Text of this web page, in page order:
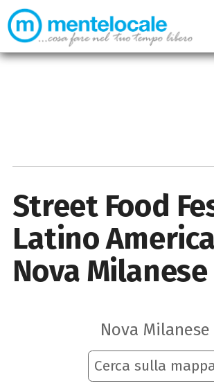
Street Food
Latino
Nova Milanese
Nova Milanese
Cerca sulla